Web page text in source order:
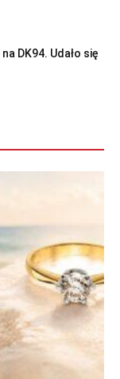
DK94. Udało się